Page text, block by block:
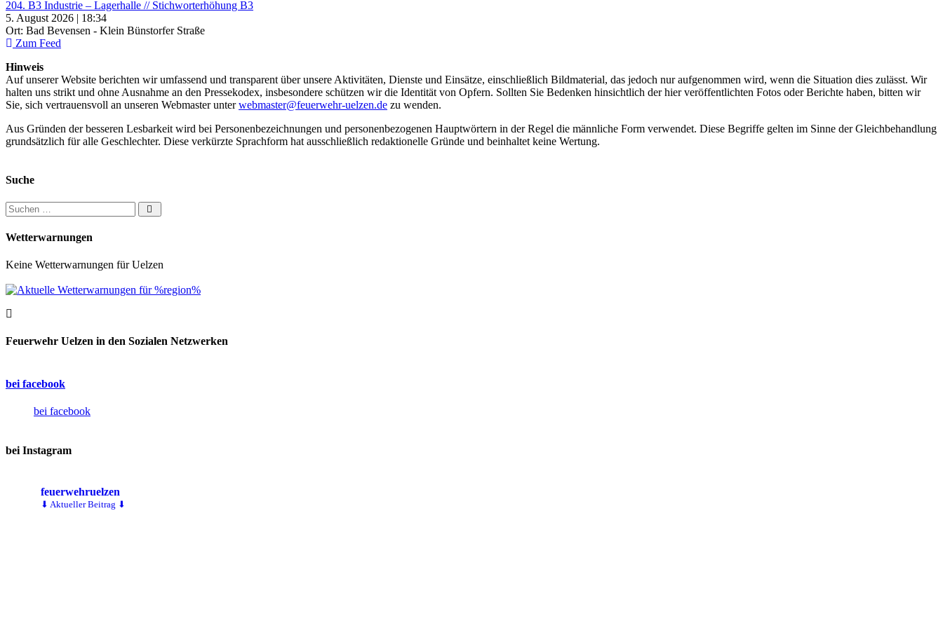
204. B3 Industrie – Lagerhalle // Stichworterhöhung B3
5. August 2026 | 18:34
Ort: Bad Bevensen - Klein Bünstorfer Straße
Zum Feed
Hinweis
Auf unserer Website berichten wir umfassend und transparent über unsere Aktivitäten, Dienste und Einsätze, einschließlich Bildmaterial, das jedoch nur aufgenommen wird, wenn die Situation dies zulässt. Wir
halten uns strikt und ohne Ausnahme an den Pressekodex, insbesondere schützen wir die Identität von Opfern. Sollten Sie Bedenken hinsichtlich der hier veröffentlichten Fotos oder Berichte haben, bitten wir
Sie, sich vertrauensvoll an unseren Webmaster unterwebmaster@feuerwehr-uelzen.de zu wenden.
Aus Gründen der besseren Lesbarkeit wird bei Personenbezeichnungen und personenbezogenen Hauptwörtern in der Regel die männliche Form verwendet. Diese Begriffe gelten im Sinne der Gleichbehandlung
grundsätzlich für alle Geschlechter. Diese verkürzte Sprachform hat ausschließlich redaktionelle Gründe und beinhaltet keine Wertung.
Suche
Suchen nach:
Wetterwarnungen
Keine Wetterwarnungen für Uelzen
Feuerwehr Uelzen in den Sozialen Netzwerken
bei facebook
bei facebook
bei Instagram
feuerwehruelzen
⬇ Aktueller Beitrag ⬇